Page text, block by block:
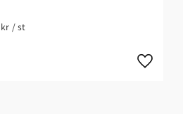
kr /st